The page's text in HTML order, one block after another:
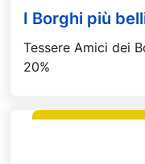
I Borghi più
Tessere Amici dei
20%